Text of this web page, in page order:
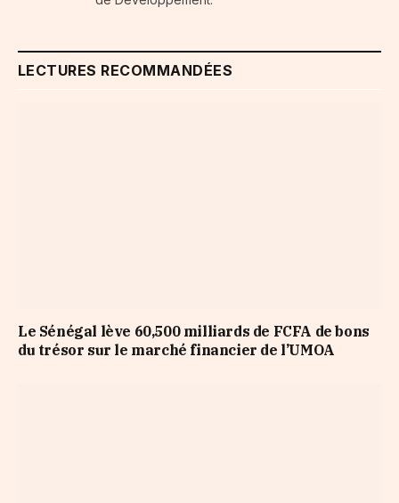
LECTURES RECOMMANDÉES
Le Sénégal lève 60,500 milliards de FCFA de bons
du trésor sur le marché financier de l’UMOA